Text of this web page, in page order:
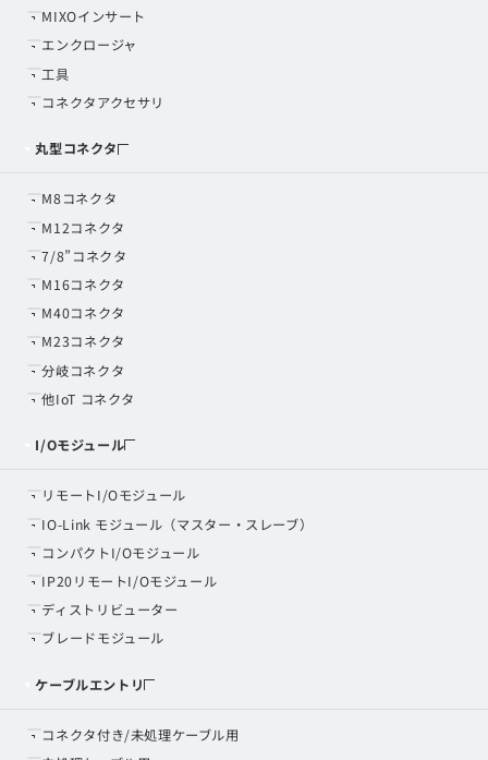
MIXOインサート
エンクロージャ
工具
コネクタアクセサリ
丸型コネクタ
M8コネクタ
M12コネクタ
7/8”コネクタ
M16コネクタ
M40コネクタ
M23コネクタ
分岐コネクタ
他IoT コネクタ
I/Oモジュール
リモートI/Oモジュール
IO-Link モジュール（マスター・スレーブ）
コンパクトI/Oモジュール
IP20リモートI/Oモジュール
ディストリビューター
ブレードモジュール
ケーブルエントリ
コネクタ付き/未処理ケーブル用